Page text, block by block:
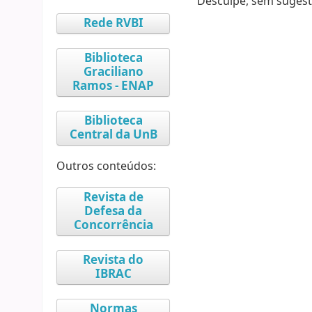
Rede RVBI
Biblioteca
Graciliano
Ramos - ENAP
Biblioteca
Central da UnB
Outros conteúdos:
Revista de
Defesa da
Concorrência
Revista do
IBRAC